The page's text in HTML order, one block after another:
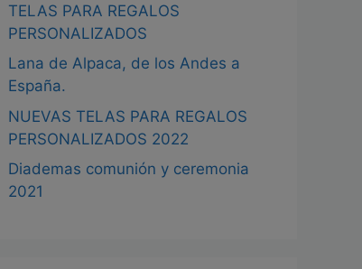
TELAS PARA REGALOS
PERSONALIZADOS
Lana de Alpaca, de los Andes a
España.
NUEVAS TELAS PARA REGALOS
PERSONALIZADOS 2022
Diademas comunión y ceremonia
2021